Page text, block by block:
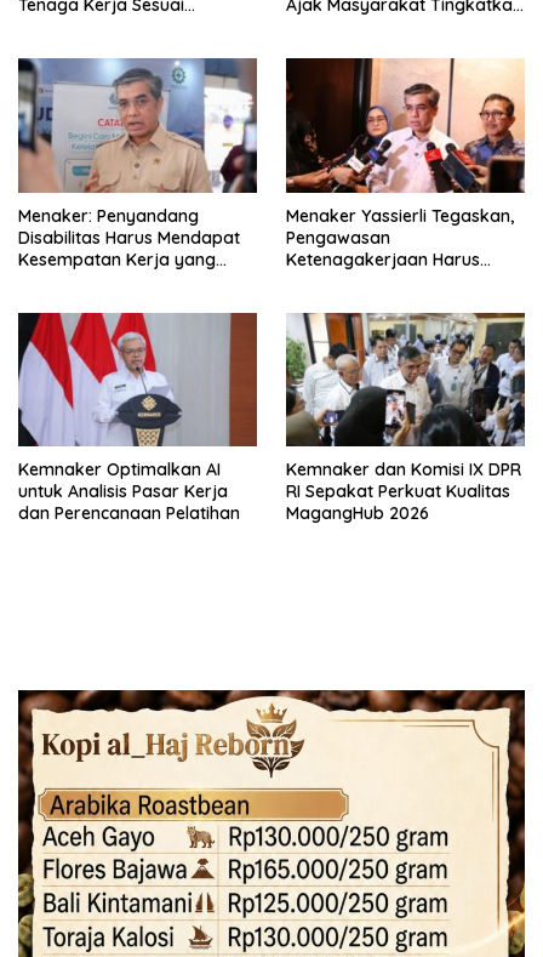
Tenaga Kerja Sesuai
Ajak Masyarakat Tingkatkan
Menaker: Penyandang
Disabilitas Harus Mendapat
Kesempatan Kerja yang
Menaker Yassierli Tegaskan,
Pengawasan
Ketenagakerjaan Harus
Kemnaker Optimalkan AI
untuk Analisis Pasar Kerja
dan Perencanaan Pelatihan
Kemnaker dan Komisi IX DPR
RI Sepakat Perkuat Kualitas
MagangHub 2026